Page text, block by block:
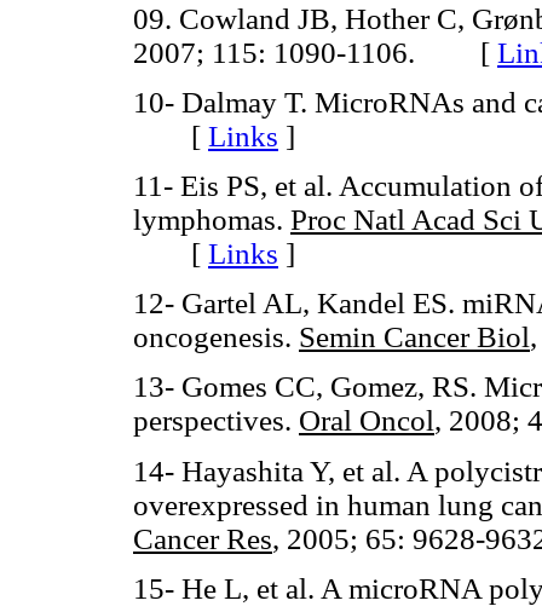
09. Cowland JB, Hother C,
2007; 115: 1090-1106. [
10- Dalmay T. MicroRNAs and
[ Links ]
11- Eis PS, et al. Accumulation
lymphomas. Proc Natl Acad Sci
[ Links ]
12- Gartel AL, Kandel ES.
oncogenesis. Semin Cancer Biol
13- Gomes CC, Gomez, RS.
perspectives. Oral Oncol,
14- Hayashita Y, et al. A
overexpressed in human lung
Cancer Res, 2005; 65: 9628-
15- He L, et al. A microRNA